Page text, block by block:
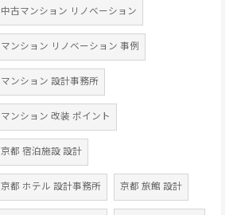
中古マンション リノベーション
マンション リノベーション 事例
マンション 設計事務所
マンション 改装 ポイント
京都 宿泊施設 設計
京都 ホテル 設計事務所 京都 旅館 設計